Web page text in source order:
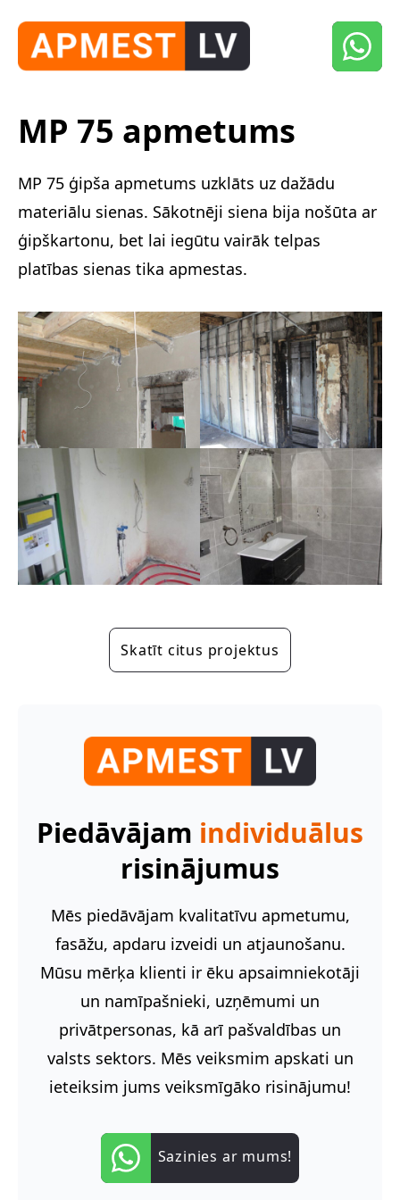
MP 75 apmetums
MP 75 ģipša apmetums uzklāts uz dažādu
materiālu sienas. Sākotnēji siena bija nošūta ar
ģipškartonu, bet lai iegūtu vairāk telpas
platības sienas tika apmestas.
Skatīt citus projektus
Piedāvājam individuālus
risinājumus
Mēs piedāvājam kvalitatīvu apmetumu,
fasāžu, apdaru izveidi un atjaunošanu.
Mūsu mērķa klienti ir ēku apsaimniekotāji
un namīpašnieki, uzņēmumi un
privātpersonas, kā arī pašvaldības un
valsts sektors. Mēs veiksmim apskati un
ieteiksim jums veiksmīgāko risinājumu!
Sazinies ar mums!